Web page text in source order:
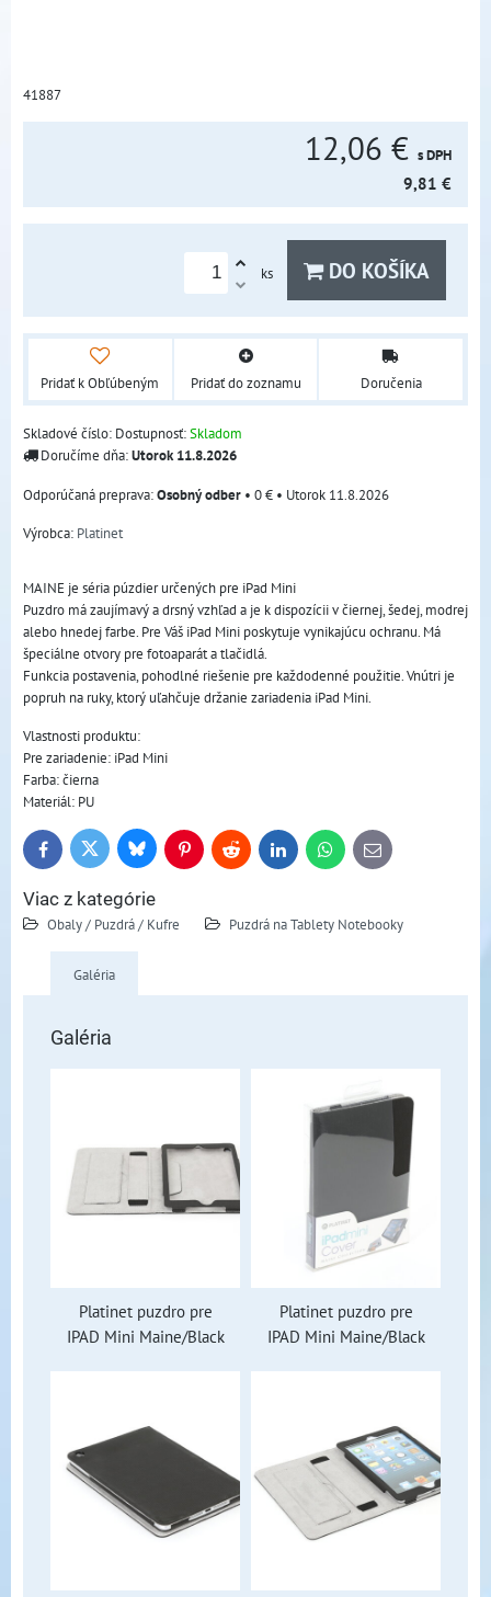
41887
12,06 € s DPH
9,81 €
ks DO KOŠÍKA
Pridať k Obľúbeným Pridať do zoznamu Doručenia
Skladové číslo: Dostupnosť:Skladom
Doručíme dňa:Utorok11.8.2026
Osobný odber • 0 € • Utorok 11.8.2026
Výrobca: Platinet
MAINE je séria púzdier určených pre iPad Mini
Puzdro má zaujímavý a drsný vzhľad a je k dispozícii v čiernej, šedej, modrej
alebo hnedej farbe. Pre Váš iPad Mini poskytuje vynikajúcu ochranu. Má
špeciálne otvory pre fotoaparát a tlačidlá.
Funkcia postavenia, pohodlné riešenie pre každodenné použitie. Vnútri je
popruh na ruky, ktorý uľahčuje držanie zariadenia iPad Mini.
Vlastnosti produktu:
Pre zariadenie: iPad Mini
Farba: čierna
Materiál: PU
FacebookTwitter BlueskyPinterestReddit LinkedInWhatsApp
E-
mail
Viac z kategórie
Obaly / Puzdrá / Kufre Puzdrá na Tablety Notebooky
Galéria
Galéria
Platinet puzdro pre
IPAD Mini Maine/Black
Platinet puzdro pre
IPAD Mini Maine/Black